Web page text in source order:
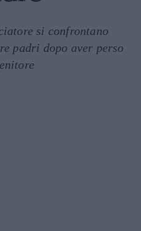
si confrontano
padri dopo aver perso